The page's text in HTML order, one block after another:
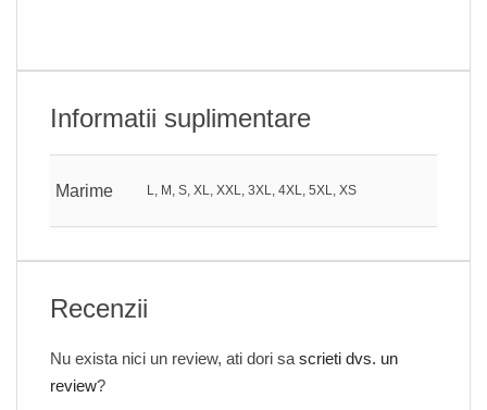
Informatii suplimentare
Marime L, M, S, XL, XXL, 3XL, 4XL, 5XL, XS
Recenzii
Nu exista nici un review, ati dori sa scrieti dvs. un
review?